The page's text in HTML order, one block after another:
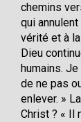
chemins
qui
vérité et à
Dieu
humains.
de ne pas
enlever. »
Christ ? « Il